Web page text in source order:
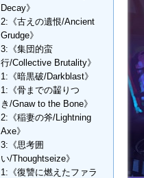
Decay》
2:《古えの遺恨/Ancient
Grudge》
3:《集団的蛮
行/Collective Brutality》
1:《暗黒破/Darkblast》
1:《骨までの齧りつ
き/Gnaw to the Bone》
2:《稲妻の斧/Lightning
Axe》
3:《思考囲
い/Thoughtseize》
1:《復讐に燃えたファラ